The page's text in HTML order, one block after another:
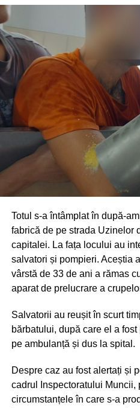
Totul s-a întâmplat în după-
fabrică de pe strada Uzinelor
capitalei. La fața locului au
salvatori și pompieri. Aceștia
vârstă de 33 de ani a rămas
aparat de prelucrare a
Salvatorii au reușit în scurt
bărbatului, după care el a
pe ambulanță și dus la spital.
Despre caz au fost alertați și
cadrul Inspectoratului Muncii,
circumstanțele în care s-a